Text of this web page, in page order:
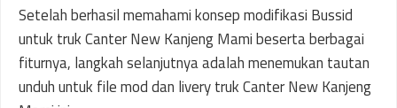
Setelah berhasil memahami konsep modifikasi Bussid
untuk truk Canter New Kanjeng Mami beserta berbagai
fiturnya, langkah selanjutnya adalah menemukan tautan
unduh untuk file mod dan livery truk Canter New Kanjeng